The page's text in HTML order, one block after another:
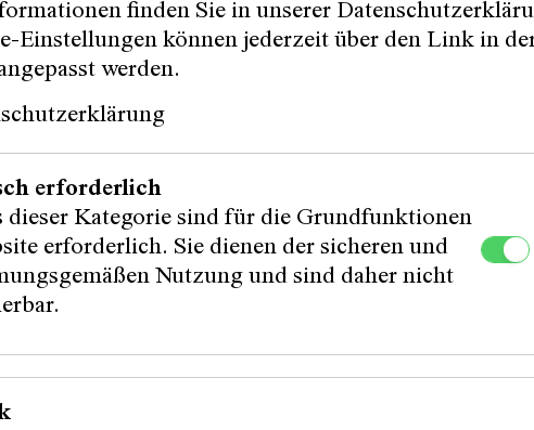
finden Sie in unserer
Einstellungen können jederzeit über den Link in
werden.
erforderlich
dieser Kategorie sind für die Grundfunktionen
erforderlich. Sie dienen der sicheren und
Nutzung und sind daher nicht